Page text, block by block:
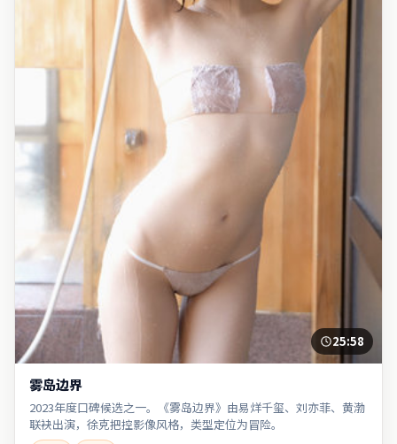
25:58
雾岛边界
2023年度口碑候选之一。《雾岛边界》由易烊千玺、刘亦菲、黄渤
联袂出演，徐克把控影像风格，类型定位为冒险。